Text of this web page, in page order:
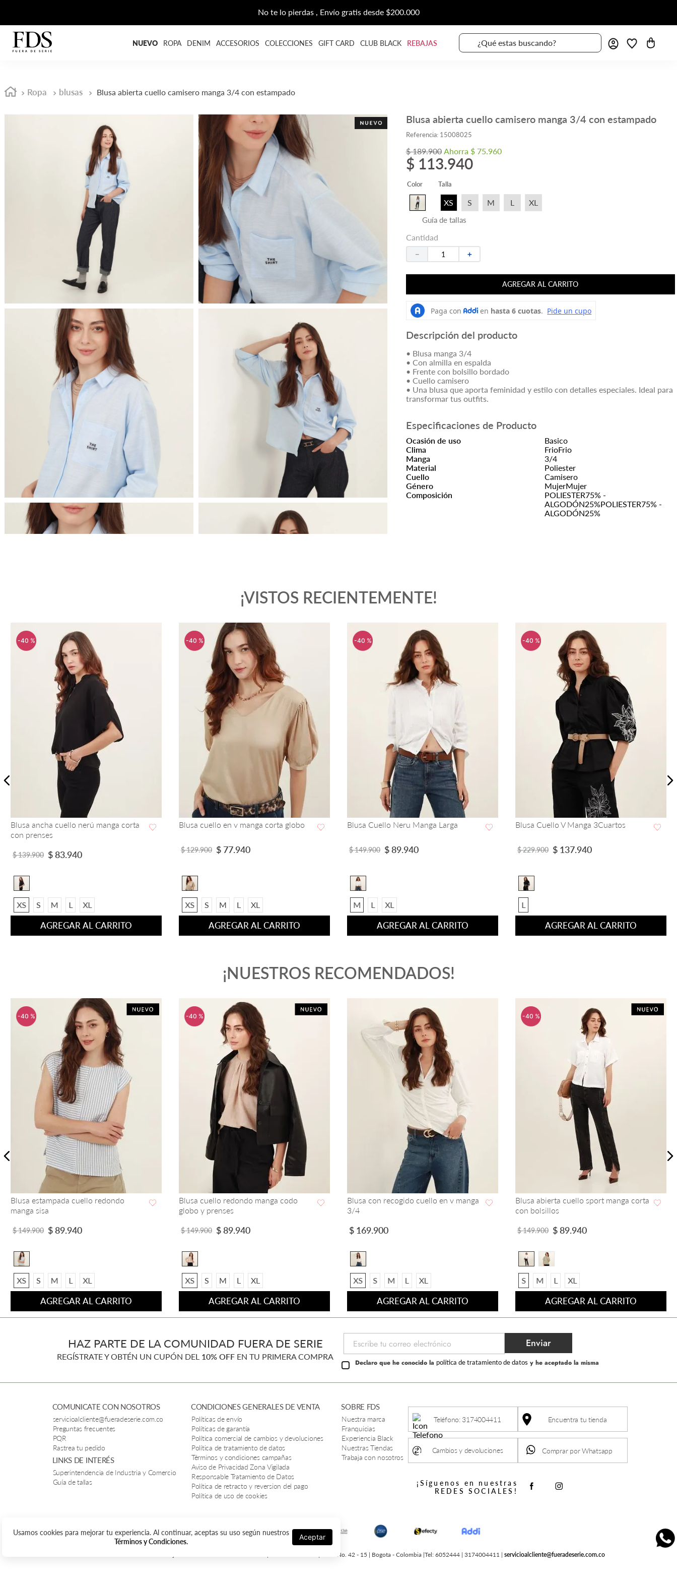
REBAJAS HASTA EL 70% DCTO
¿Qué estas buscando?
NUEVO ROPA DENIM ACCESORIOS COLECCIONES GIFT CARD CLUB BLACK REBAJAS
Usamos cookies para mejorar tu experiencia. Al continuar, aceptas su uso según nuestros
Términos y Condiciones.
Aceptar
Ropa blusas Blusa abierta cuello camisero manga 3/4 con estampado
Blusa abierta cuello camisero manga 3/4 con estampado
Referencia: 15008025
$ 189.900 Ahorra $ 75.960
$ 113.940
Color Talla
XS S M L XL
Guía de tallas
Cantidad
＋
－
AGREGAR AL CARRITO
Descripción del producto
• Blusa manga 3/4
• Con almilla en espalda
• Frente con bolsillo bordado
• Cuello camisero
• Una blusa que aporta feminidad y estilo con detalles especiales. Ideal para
transformar tus outfits.
Especificaciones de Producto
Ocasión de uso
Basico
Clima
FrioFrio
Manga
3/4
Material
Poliester
Cuello
Camisero
Género
MujerMujer
Composición
POLIESTER75% -
ALGODÓN25%POLIESTER75% -
ALGODÓN25%
¡VISTOS RECIENTEMENTE!
-57 %
Blusa Cuello Camisero Manga Al Codo
$ $ 64 900
XS S
AGREGAR AL CARRITO
-35 %
VISTA RAPIDA
Blusa Cuello Redondo Manga Abierta
$99.900 $64.900
XS S
AGREGAR AL CARRITO
-40 %
VISTA RAPIDA
Blusa brocado flores cuello redondo
$ 149 .900 $89.940
XS M
AGREGAR AL CARRITO
-40 %
VISTA RAPIDA
Camisa Colibrí FDS by Aramacao
$139.900 $ 83.940
M
AGREGAR AL CARRITO
¡NUESTROS RECOMENDADOS!
40 %
Camisa Martín Pescador FDS by
Aramacao
$139.900 $83.940
S M L
AGREGAR AL CARRITO
-
Blusa Crop Cuello Camisero Manga
Larga
$124.900 $64.900
XS S M L XL
AGREGAR AL CARRITO
Blusa Cuello V Manga Sisa
$ 99 .900 $64
XS S M
AGREGAR AL CARRITO
-40 %
Blusa ancha cuello nerú manga corta
con prenses
$139.900 $83.940
XS S L
AGREGAR AL CARRITO
HAZ PARTE DE LA COMUNIDAD FUERA DE SERIE
REGÍSTRATE Y OBTÉN UN CUPÓN DEL 10% OFF EN TU PRIMERA COMPRA
Enviar
Declaro que he conocido lapolítica de tratamiento de datos y he aceptado la misma
COMUNICATE CON NOSOTROS
servicioalcliente@fueradeserie.com.co
Preguntas frecuentes
PQR
Rastrea tu pedido
LINKS DE INTERÉS
Superintendencia de Industria y Comercio
Guía de tallas
CONDICIONES GENERALES DE VENTA
Políticas de envío
Políticas de garantía
Política comercial de cambios y devoluciones
Política de tratamiento de datos
Términos y condiciones campañas
Aviso de Privacidad Zona Vigilada
Responsable Tratamiento de Datos
Política de retracto y reversion del pago
Política de uso de cookies
SOBRE FDS
Nuestra marca
Franquicias
Experiencia Black
Nuestras Tiendas
Trabaja con nosotros
Teléfono: 3174004411
Cambios y devoluciones
¡Síguenos en nuestras
REDES SOCIALES!
Encuentra tu tienda
Comprar por Whatsapp
Todos los derechos reservados. © Ishajon SAS / FUERA DE SERIE - 2025 | Nit 900328924-4 | Cl 18 No. 42 - 15 | Bogota - Colombia |Tel: 6052444 | 3174004411 | servicioalcliente@fueradeserie.com.co